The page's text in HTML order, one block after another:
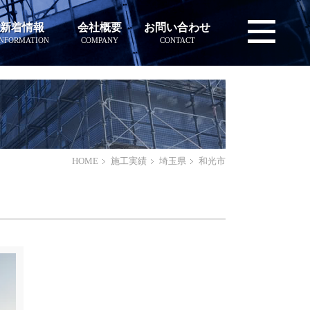
新着情報 会社概要
COMPANY
お問い合わせ
CONTACT
HOME 施工実績 埼玉県 和光市